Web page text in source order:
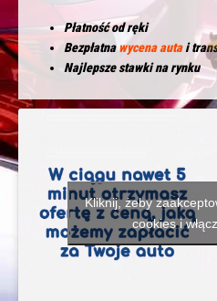
Płatność od ręki
Bezpłatnawycena autai
Najlepsze stawki na rynku
Kliknij, żeby
cookies i